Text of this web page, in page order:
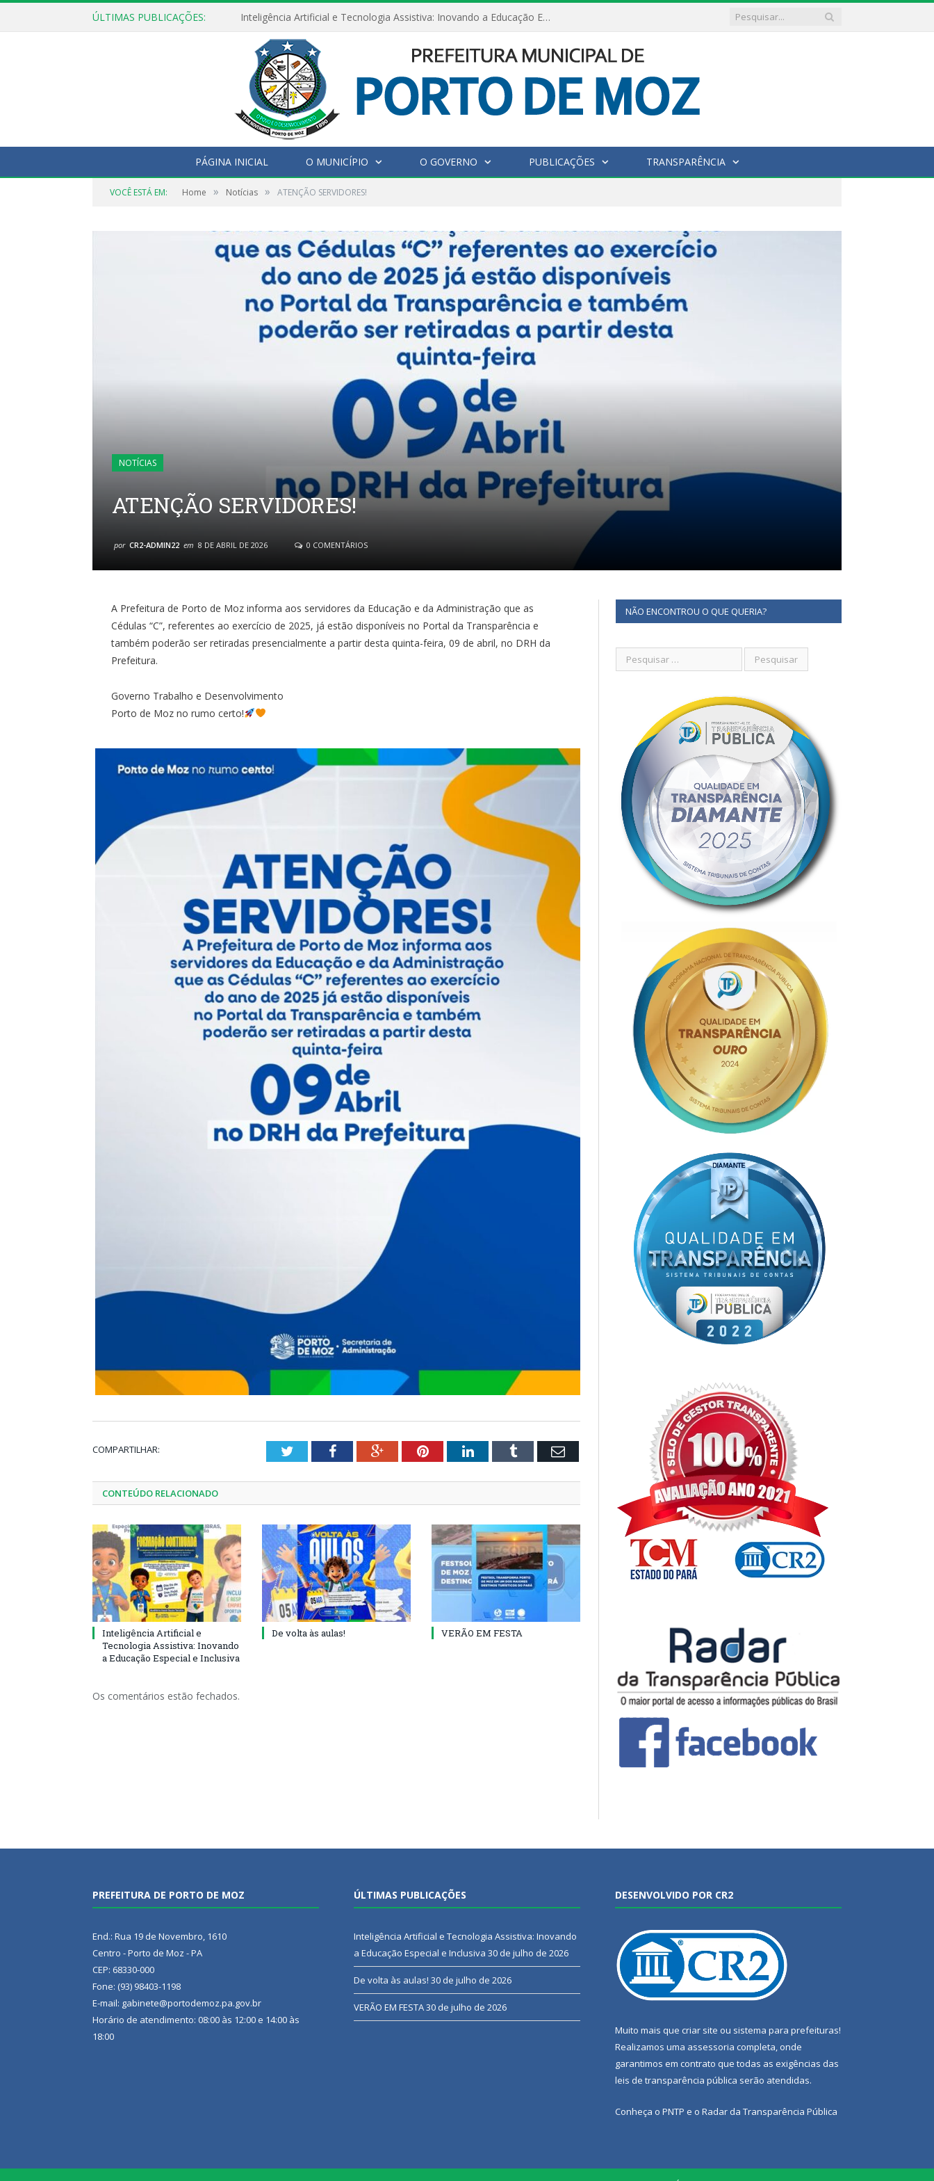
ÚLTIMAS PUBLICAÇÕES: Inteligência Artificial e Tecnologia Assistiva: Inovando a Educação Especial e Inclusiva
PÁGINA INICIAL O MUNICÍPIO O GOVERNO PUBLICAÇÕES TRANSPARÊNCIA
VOCÊ ESTÁ EM: Home » Notícias » ATENÇÃO SERVIDORES!
NOTÍCIAS
ATENÇÃO SERVIDORES!
por CR2-ADMIN22 em 8 DE ABRIL DE 2026 0 COMENTÁRIOS
A Prefeitura de Porto de Moz informa aos servidores da Educação e da Administração que as
Cédulas “C”, referentes ao exercício de 2025, já estão disponíveis no Portal da Transparência e
também poderão ser retiradas presencialmente a partir desta quinta-feira, 09 de abril, no DRH da
Prefeitura.
Governo Trabalho e Desenvolvimento
Porto de Moz no rumo certo!
COMPARTILHAR: TwitterFacebookGoogle+PinterestLinkedInTumblr Email
CONTEÚDO RELACIONADO
Inteligência Artificial e
Tecnologia Assistiva: Inovando
a Educação Especial e Inclusiva
De volta às aulas! VERÃO EM FESTA
Os comentários estão fechados.
NÃO ENCONTROU O QUE QUERIA?
PREFEITURA DE PORTO DE MOZ
End.: Rua 19 de Novembro, 1610
Centro - Porto de Moz - PA
CEP: 68330-000
Fone: (93) 98403-1198
E-mail: gabinete@portodemoz.pa.gov.br
Horário de atendimento: 08:00 às 12:00 e 14:00 às
18:00
ÚLTIMAS PUBLICAÇÕES
Inteligência Artificial e Tecnologia Assistiva: Inovando
a Educação Especial e Inclusiva 30 de julho de 2026
De volta às aulas! 30 de julho de 2026
VERÃO EM FESTA30 de julho de 2026
DESENVOLVIDO POR CR2
Muito mais que criar site ou sistema para prefeituras!
Realizamos uma assessoria completa, onde
garantimos em contrato que todas as exigências das
leis de transparência pública serão atendidas.
Conheça o PNTP e o Radar da Transparência Pública